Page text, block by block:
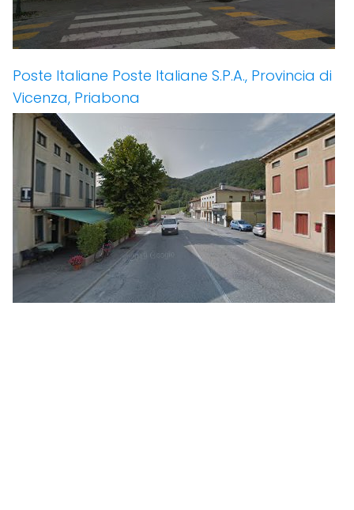
Poste Italiane Poste Italiane S.P.A., Provincia di
Vicenza, Priabona